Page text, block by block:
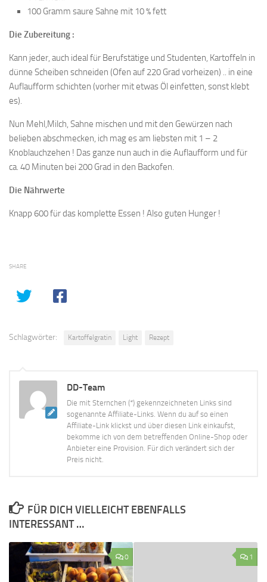
100 Gramm saure Sahne mit 10 % fett
Die Zubereitung :
Kann jeder, auch ideal für Berufstätige und Studenten, Kartoffeln in
dünne Scheiben schneiden (Ofen auf 220 Grad vorheizen) .. in eine
Auflaufform schichten (vorher mit etwas Öl einfetten, sonst klebt
es).
Nun Mehl,Milch, Sahne mischen und mit den Gewürzen nach
belieben abschmecken, ich mag es am liebsten mit 1 – 2
Knoblauchzehen ! Das ganze nun auch in die Auflaufform und für
ca. 40 Minuten bei 200 Grad in den Backofen.
Die Nährwerte
Knapp 600 für das komplette Essen ! Also guten Hunger !
SHARE
Schlagwörter: Kartoffelgratin Light Rezept
DD-Team
Die mit Sternchen (*) gekennzeichneten Links sind
sogenannte Affiliate-Links. Wenn du auf so einen
Affiliate-Link klickst und über diesen Link einkaufst,
bekomme ich von dem betreffenden Online-Shop oder
Anbieter eine Provision. Für dich verändert sich der
Preis nicht.
FÜR DICH VIELLEICHT EBENFALLS
INTERESSANT …
0 1